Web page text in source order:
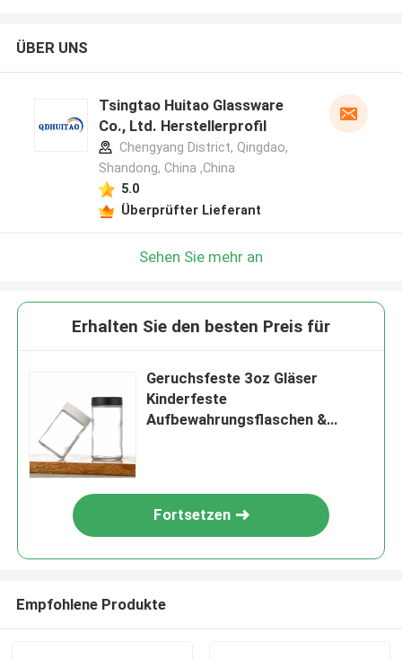
ÜBER UNS
Tsingtao Huitao Glassware
Co., Ltd. Herstellerprofil
Chengyang District, Qingdao,
Shandong, China ,China
5.0
Überprüfter Lieferant
Sehen Sie mehr an
Erhalten Sie den besten Preis für
Geruchsfeste 3oz Gläser
Kinderfeste
Aufbewahrungsflaschen &
Fortsetzen
Empfohlene Produkte